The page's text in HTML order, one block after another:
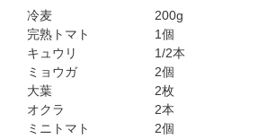
冷麦
200g
完熟トマト
1個
キュウリ
1/2本
ミョウガ
2個
大葉
2枚
オクラ
2本
ミニトマト
2個